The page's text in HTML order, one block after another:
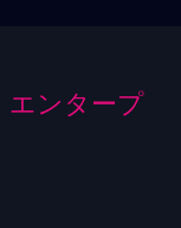
エンタープ